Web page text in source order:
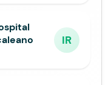
IR